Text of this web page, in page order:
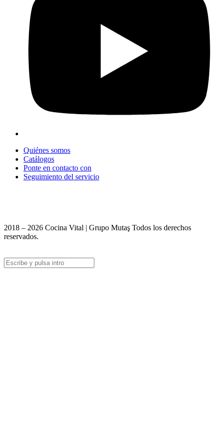
Quiénes somos
Catálogos
Ponte en contacto con
Seguimiento del servicio
2018 – 2026 Cocina Vital | Grupo Mutaş Todos los derechos
reservados.